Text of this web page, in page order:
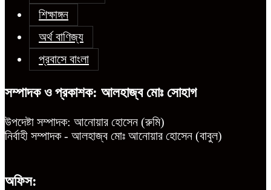
শিক্ষাঙ্গন
অর্থ বাণিজ্য
প্রবাসে বাংলা
সম্পাদক ও প্রকাশক: আলহাজ্ব মোঃ সোহাগ
উপদেষ্টা সম্পাদক: আনোয়ার হোসেন (রুমি)
নির্বাহী সম্পাদক - আলহাজ্ব মোঃ আনোয়ার হোসেন (বাবুল)
অফিস: